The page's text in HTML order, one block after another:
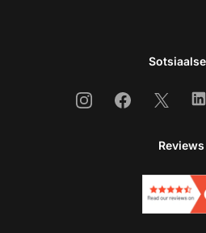
InstagramFacebook
X
Reviews